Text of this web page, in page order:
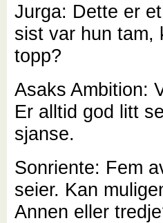
Jurga: Dette er
sist var hun tam,
topp?
Asaks Ambition:
Er alltid god litt
sjanse.
Sonriente: Fem
seier. Kan
Annen eller